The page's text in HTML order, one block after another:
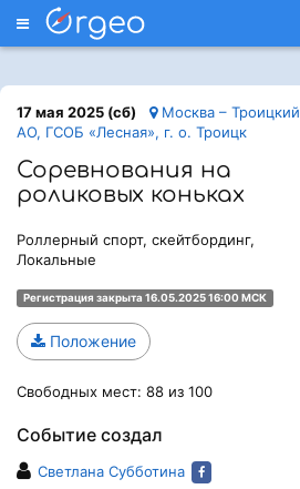
Меню
17 мая 2025 (сб)
Москва – Троицкий
АО, ГСОБ «Лесная», г. о. Троицк
Соревнования на
роликовых коньках
Роллерный спорт, скейтбординг,
Локальные
Регистрация закрыта 16.05.2025 16:00 МСК
Положение
Свободных мест: 88 из 100
Событие создал
Светлана Субботина